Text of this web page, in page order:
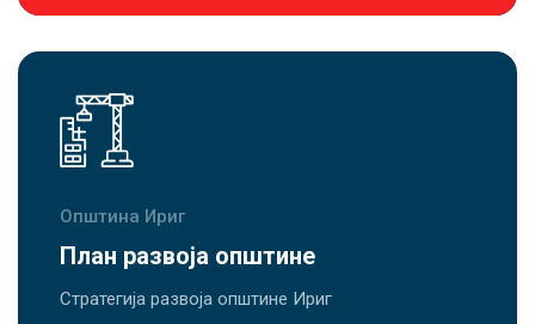
Општина Ириг
План развоја општине
Стратегија развоја општине Ириг